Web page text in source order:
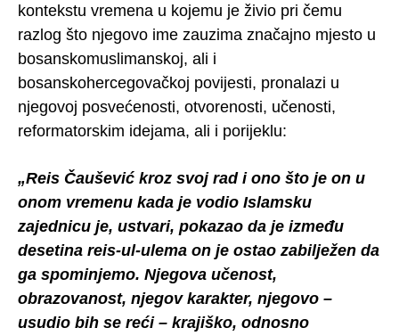
kontekstu vremena u kojemu je živio pri čemu
razlog što njegovo ime zauzima značajno mjesto u
bosanskomuslimanskoj, ali i
bosanskohercegovačkoj povijesti, pronalazi u
njegovoj posvećenosti, otvorenosti, učenosti,
reformatorskim idejama, ali i porijeklu:
„Reis Čaušević kroz svoj rad i ono što je on u
onom vremenu kada je vodio Islamsku
zajednicu je, ustvari, pokazao da je između
desetina reis-ul-ulema on je ostao zabilježen da
ga spominjemo. Njegova učenost,
obrazovanost, njegov karakter, njegovo –
usudio bih se reći – krajiško, odnosno